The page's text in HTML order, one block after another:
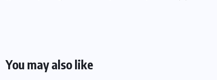
You may also like